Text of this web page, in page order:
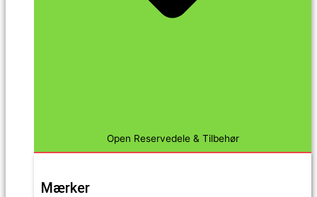
Open Reservedele & Tilbehør
Mærker